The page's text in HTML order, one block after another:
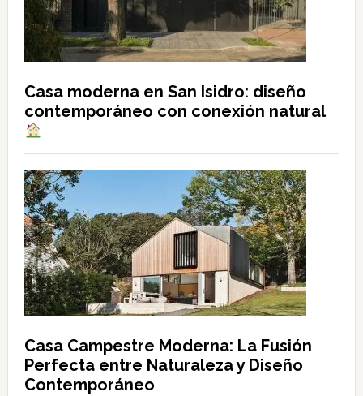
Casa moderna en San Isidro: diseño
contemporáneo con conexión natural
Casa Campestre Moderna: La Fusión
Perfecta entre Naturaleza y Diseño
Contemporáneo